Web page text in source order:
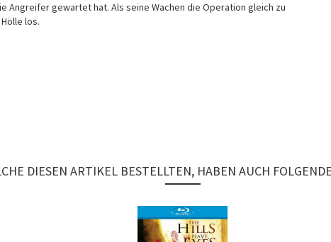
Angreifer gewartet hat. Als seine Wachen die Operation gleich zu
los.
DIESEN ARTIKEL BESTELLTEN, HABEN AUCH